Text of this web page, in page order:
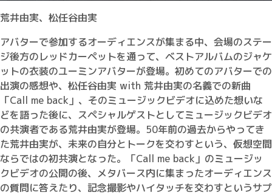
荒井由実、松任谷由実
アバターで参加するオーディエンスが集まる中、会場のステー
ジ後方のレッドカーペットを通って、ベストアルバムのジャケ
ットの衣装のユーミンアバターが登場。初めてのアバターでの
出演の感想や、松任谷由実 with 荒井由実の名義での新曲
「Call me back」、そのミュージックビデオに込めた想いな
どを語った後に、スペシャルゲストとしてミュージックビデオ
の共演者である荒井由実が登場。50年前の過去からやってき
た荒井由実が、未来の自分とトークを交わすという、仮想空間
ならではの初共演となった。「Call me back」のミュージッ
クビデオの公開の後、メタバース内に集まったオーディエンス
の質問に答えたり、記念撮影やハイタッチを交わすというサプ